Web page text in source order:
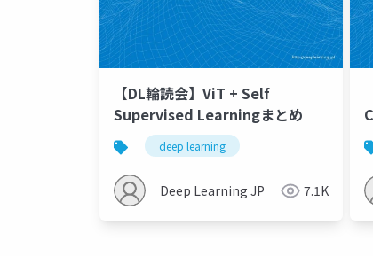
【DL輪読会】ViT + Self
Supervised Learningまとめ
deep learning
Deep Learning JP 7.1K